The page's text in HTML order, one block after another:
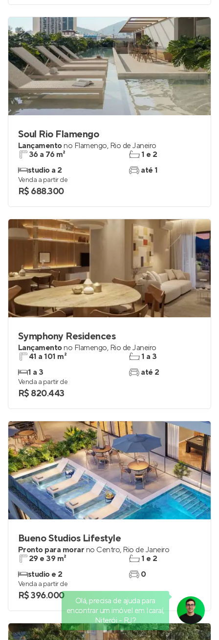
Soul Rio Flamengo
Lançamentono Flamengo, Rio de Janeiro
36 a 76 m²
studio a 2
1 e 2
até 1
Venda a partir de
R$ 688.300
Symphony Residences
Lançamentono Flamengo, Rio de Janeiro
41 a 101 m²
1 a 3
1 a 3
até 2
Venda a partir de
R$ 820.443
Bueno Studios Lifestyle
Pronto para morar no Centro, Rio de Janeiro
29 e 39 m²
studio e 2
1 e 2
0
Venda a partir de
R$ 396.000
Olá, precisa de ajuda para
encontrar um imóvel em Icaraí,
Niterói - RJ?